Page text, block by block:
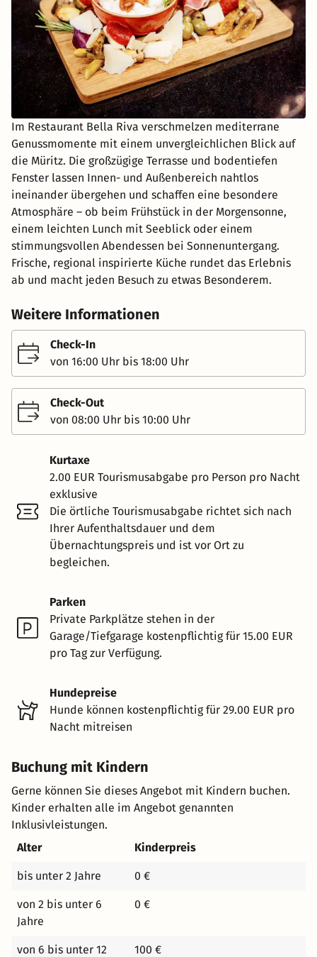
Im Restaurant Bella Riva verschmelzen mediterrane
Genussmomente mit einem unvergleichlichen Blick auf
die Müritz. Die großzügige Terrasse und bodentiefen
Fenster lassen Innen- und Außenbereich nahtlos
ineinander übergehen und schaffen eine besondere
Atmosphäre – ob beim Frühstück in der Morgensonne,
einem leichten Lunch mit Seeblick oder einem
stimmungsvollen Abendessen bei Sonnenuntergang.
Frische, regional inspirierte Küche rundet das Erlebnis
ab und macht jeden Besuch zu etwas Besonderem.
Weitere Informationen
Check-In
von 16:00 Uhr bis 18:00 Uhr
Check-Out
von 08:00 Uhr bis 10:00 Uhr
Kurtaxe
2.00 EUR Tourismusabgabe pro Person pro Nacht
exklusive
Die örtliche Tourismusabgabe richtet sich nach
Ihrer Aufenthaltsdauer und dem
Übernachtungspreis und ist vor Ort zu
begleichen.
Parken
Private Parkplätze stehen in der
Garage/Tiefgarage kostenpflichtig für 15.00 EUR
pro Tag zur Verfügung.
Hundepreise
Hunde können kostenpflichtig für 29.00 EUR pro
Nacht mitreisen
Buchung mit Kindern
Gerne können Sie dieses Angebot mit Kindern buchen.
Kinder erhalten alle im Angebot genannten
Inklusivleistungen.
Alter
Kinderpreis
bis unter 2 Jahre 0 €
von 2 bis unter 6
Jahre
0 €
von 6 bis unter 12
100 €